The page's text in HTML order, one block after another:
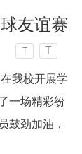
友谊赛
T T
我校开展学
一场精彩纷
鼓劲加油，